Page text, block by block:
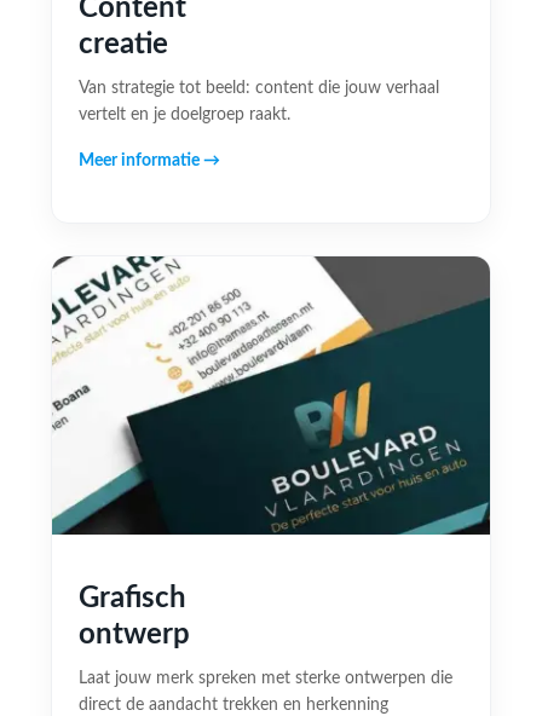
Content
creatie
Van strategie tot beeld: content die jouw verhaal
vertelt en je doelgroep raakt.
Meer informatie →
Grafisch
ontwerp
Laat jouw merk spreken met sterke ontwerpen die
direct de aandacht trekken en herkenning